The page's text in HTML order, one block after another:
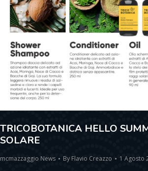
TRICOBOTANICA HELLO
SOLARE
mcmazzaggio News By Flavio Creazzo 1 Agosto